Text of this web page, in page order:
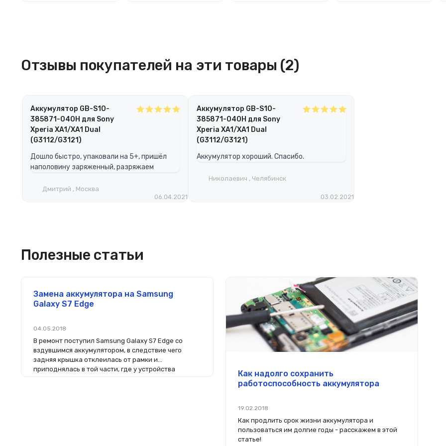
Отзывы покупателей на эти товары (2)
Аккумулятор GB-S10-
385871-040H для Sony
Xperia XA1/XA1 Dual
(G3112/G3121)
Дошло быстро, упаковали на 5+, пришёл
наполовину заряженный, разряжаем
Дмитрий , Москва
06.04.2021
Аккумулятор GB-S10-
385871-040H для Sony
Xperia XA1/XA1 Dual
(G3112/G3121)
Аккумулятор хороший. Спасибо.
Николаевич , Челябинск
03.02.2021
Полезные статьи
Замена аккумулятора на Samsung
Galaxy S7 Edge
04.05.2018
В ремонт поступил Samsung Galaxy S7 Edge со
вздувшимся аккумулятором, в следствие чего
задняя крышка отклеилась от рамки и
приподнялась в той части, где у устройства
Как надолго сохранить
работоспособность аккумулятора
19.02.2018
Как продлить срок жизни аккумулятора и
пользоваться им долгие годы - расскажем в этой
статье!